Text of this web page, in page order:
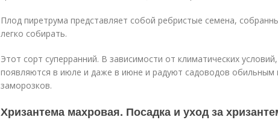
Плод пиретрума представляет собой ребристые семена,
легко собирать.
Этот сорт суперранний. В зависимости от климатических
появляются в июле и даже в июне и радуют садоводов обильным
заморозков.
Хризантема махровая. Посадка и уход за